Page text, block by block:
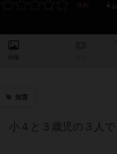
画像
知育
小４と３歳児の３人で